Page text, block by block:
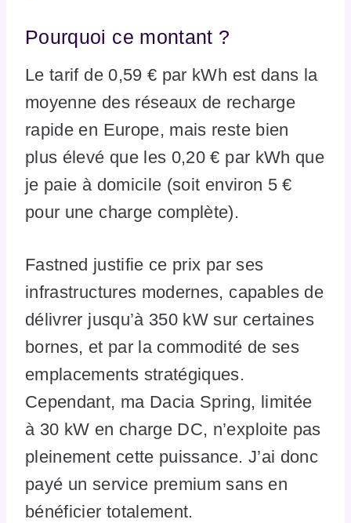
Pourquoi ce montant ?
Le tarif de 0,59 € par kWh est dans la
moyenne des réseaux de recharge
rapide en Europe, mais reste bien
plus élevé que les 0,20 € par kWh que
je paie à domicile (soit environ 5 €
pour une charge complète).
Fastned justifie ce prix par ses
infrastructures modernes, capables de
délivrer jusqu’à 350 kW sur certaines
bornes, et par la commodité de ses
emplacements stratégiques.
Cependant, ma Dacia Spring, limitée
à 30 kW en charge DC, n’exploite pas
pleinement cette puissance. J’ai donc
payé un service premium sans en
bénéficier totalement.